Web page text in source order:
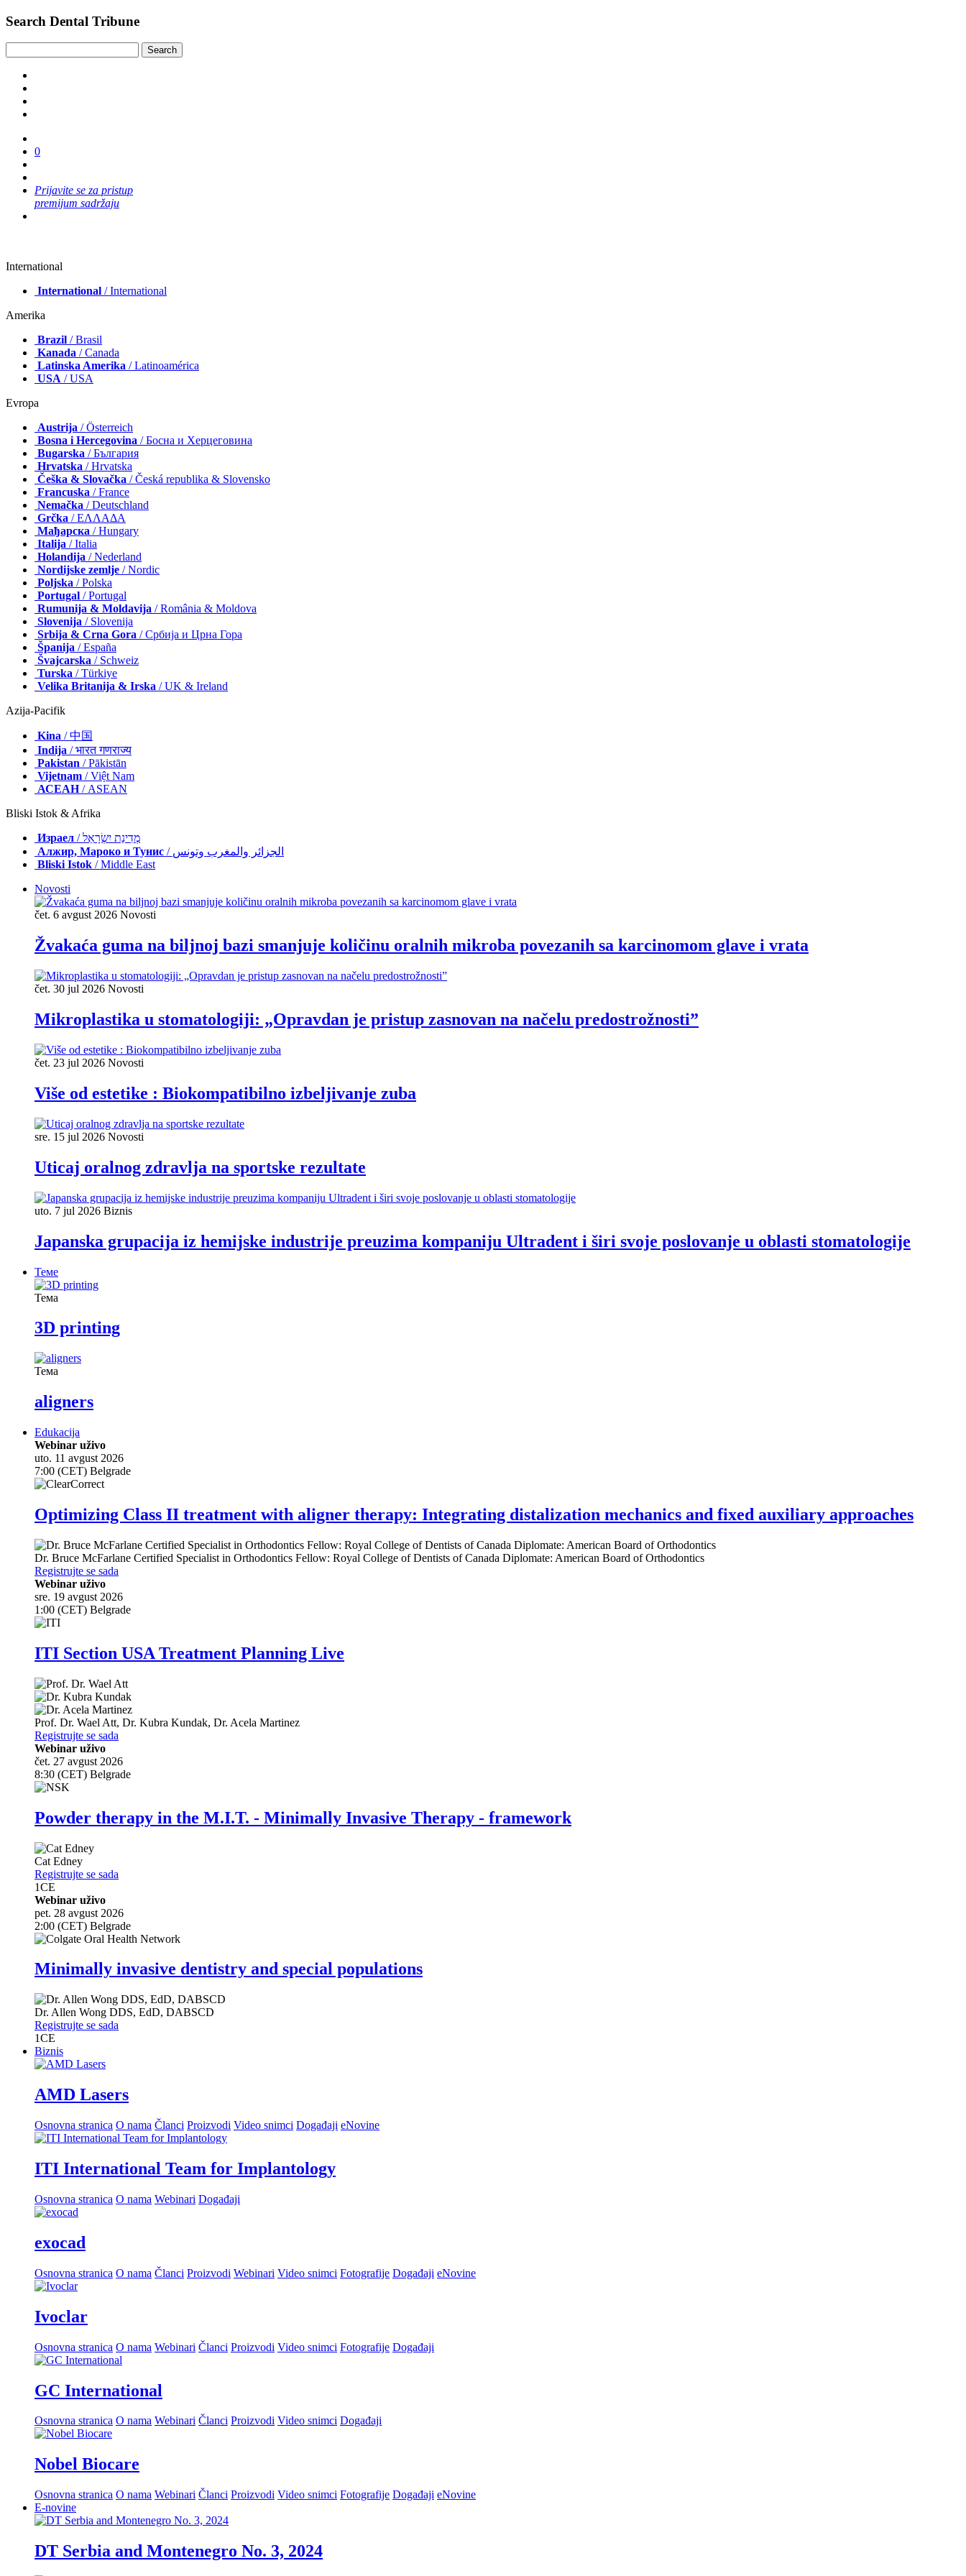
Search Dental Tribune
0
Prijavite se za pristup
premijum sadržaju
International
International / International
Amerika
Brazil / Brasil
Kanada / Canada
Latinska Amerika / Latinoamérica
USA / USA
Evropa
Austrija / Österreich
Bosna i Hercegovina / Босна и Херцеговина
Bugarska / България
Hrvatska / Hrvatska
Češka & Slovačka / Česká republika & Slovensko
Francuska / France
Nemačka / Deutschland
Grčka / ΕΛΛΑΔΑ
Мађарска / Hungary
Italija / Italia
Holandija / Nederland
Nordijske zemlje / Nordic
Poljska / Polska
Portugal / Portugal
Rumunija & Moldavija / România & Moldova
Slovenija / Slovenija
Srbija & Crna Gora / Србија и Црна Гора
Španija / España
Švajcarska / Schweiz
Turska / Türkiye
Velika Britanija & Irska / UK & Ireland
Azija-Pacifik
Kina / 中国
Indija / भारत गणराज्य
Pakistan / Pākistān
Vijetnam / Việt Nam
АСЕАН/ ASEAN
Bliski Istok & Afrika
Израел
/ מְדִינַת יִשְׂרָאֵל
Алжир, Мароко и Тунис
/ الجزائر والمغرب وتونس
Bliski Istok / Middle East
Novosti
čet. 6 avgust 2026 Novosti
Žvakaća guma na biljnoj bazi smanjuje količinu oralnih mikroba povezanih sa karcinomom glave i vrata
čet. 30 jul 2026 Novosti
Mikroplastika u stomatologiji: „Opravdan je pristup zasnovan na načelu predostrožnosti”
čet. 23 jul 2026 Novosti
Više od estetike : Biokompatibilno izbeljivanje zuba
sre. 15 jul 2026 Novosti
Uticaj oralnog zdravlja na sportske rezultate
uto. 7 jul 2026 Biznis
Japanska grupacija iz hemijske industrije preuzima kompaniju Ultradent i širi svoje poslovanje u oblasti stomatologije
Теме
Тема
3D printing
Тема
aligners
Edukacija
Webinar uživo
uto. 11 avgust 2026
7:00 (CET) Belgrade
Optimizing Class II treatment with aligner therapy: Integrating distalization mechanics and fixed auxiliary approaches
Dr. Bruce McFarlane Certified Specialist in Orthodontics Fellow: Royal College of Dentists of Canada Diplomate: American Board of Orthodontics
Registrujte se sada
Webinar uživo
sre. 19 avgust 2026
1:00 (CET) Belgrade
ITI Section USA Treatment Planning Live
Prof. Dr. Wael Att, Dr. Kubra Kundak, Dr. Acela Martinez
Registrujte se sada
Webinar uživo
čet. 27 avgust 2026
8:30 (CET) Belgrade
Powder therapy in the M.I.T. - Minimally Invasive Therapy - framework
Cat Edney
Registrujte se sada
1CE
Webinar uživo
pet. 28 avgust 2026
2:00 (CET) Belgrade
Minimally invasive dentistry and special populations
Dr. Allen Wong DDS, EdD, DABSCD
Registrujte se sada
1CE
Biznis
AMD Lasers
Osnovna stranica O nama Članci Proizvodi Video snimci Događaji eNovine
ITI International Team for Implantology
Osnovna stranica O nama Webinari Događaji
exocad
Osnovna stranica O nama Članci Proizvodi Webinari Video snimci Fotografije Događaji eNovine
Ivoclar
Osnovna stranica O nama Webinari Članci Proizvodi Video snimci Fotografije Događaji
GC International
Osnovna stranica O nama Webinari Članci Proizvodi Video snimci Događaji
Nobel Biocare
Osnovna stranica O nama Webinari Članci Proizvodi Video snimci Fotografije Događaji eNovine
E-novine
DT Serbia and Montenegro No. 3, 2024